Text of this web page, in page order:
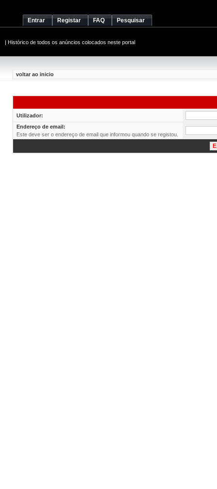
Entrar Registar FAQ Pesquisar
| Histórico de todos os anúncios colocados neste portal
voltar ao inicio
Utilizador:
Endereço de email:
Este deve ser o endereço de email que informou quando se registou.